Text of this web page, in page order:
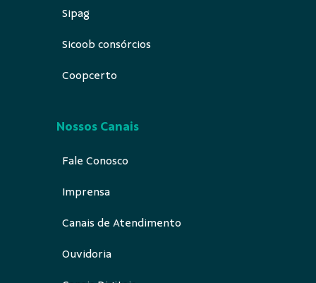
Sipag
Sicoob consórcios
Coopcerto
Nossos Canais
Fale Conosco
Imprensa
Canais de Atendimento
Ouvidoria